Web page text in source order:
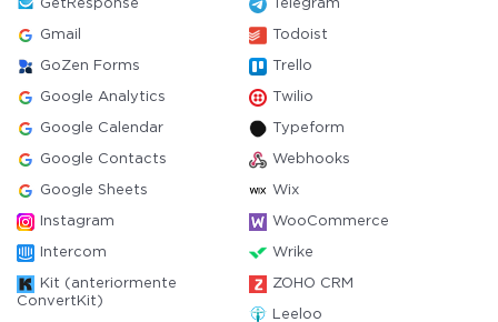
GetResponse Telegram
Gmail Todoist
GoZen Forms Trello
Google Analytics Twilio
Google Calendar Typeform
Google Contacts Webhooks
Google Sheets Wix
Instagram WooCommerce
Intercom Wrike
Kit (anteriormente
ConvertKit)
ZOHO CRM
Leeloo